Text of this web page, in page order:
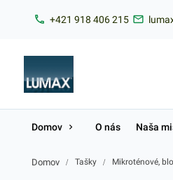
+421 918 406 215
Domov O nás Naša
Domov / Tašky / Mikroténové,